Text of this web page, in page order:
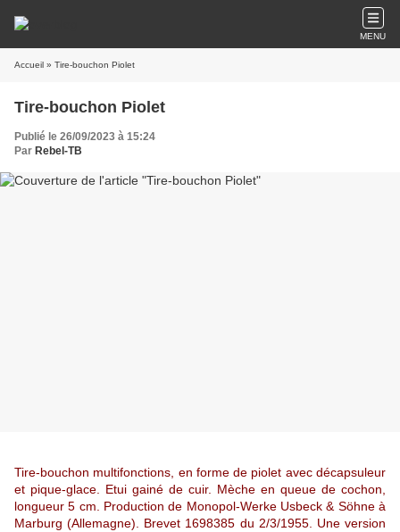
MENU
Accueil » Tire-bouchon Piolet
Tire-bouchon Piolet
Publié le 26/09/2023 à 15:24
Par Rebel-TB
Tire-bouchon multifonctions, en forme de piolet avec décapsuleur
et pique-glace. Etui gainé de cuir. Mèche en queue de cochon,
longueur 5 cm. Production de Monopol-Werke Usbeck & Söhne à
Marburg (Allemagne). Brevet 1698385 du 2/3/1955. Une version